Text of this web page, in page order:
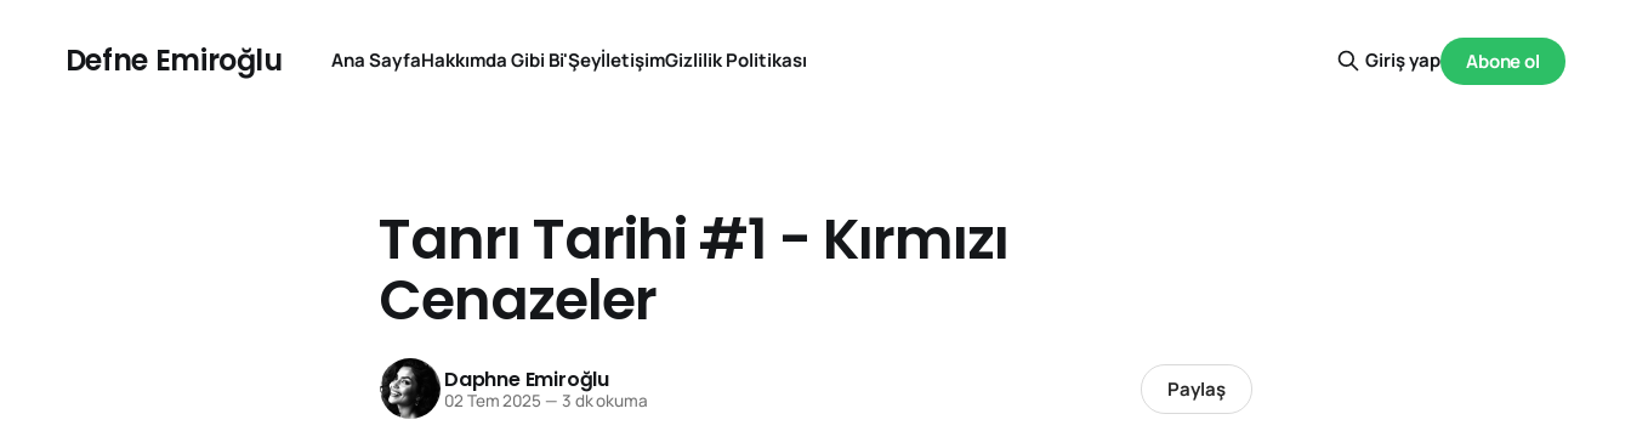
Defne Emiroğlu Ana SayfaHakkımda Gibi Bi'ŞeyİletişimGizlilik Politikası Giriş yap Abone ol
Tanrı Tarihi #1 - Kırmızı
Cenazeler
Daphne Emiroğlu
02 Tem 2025 — 3 dk okuma Paylaş